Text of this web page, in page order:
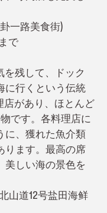
一路美食街)
で
残して、ドック
に行くという伝統
店があり、ほとんど
です。各料理店に
に、獲れた魚介類
ります。最高の席
美しい海の景色を
山道12号盐田海鲜